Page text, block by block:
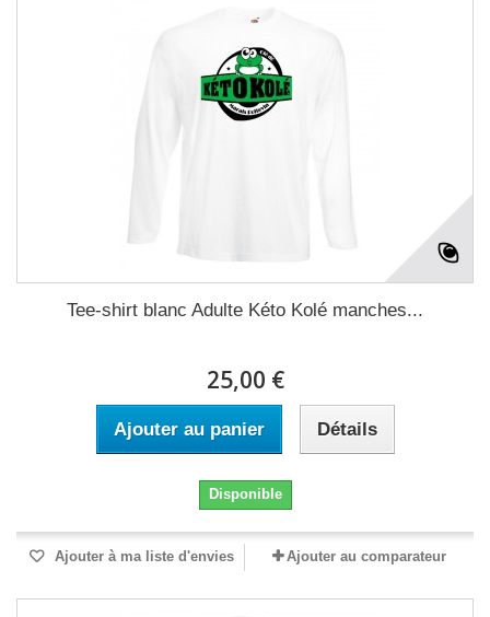
Tee-shirt blanc Adulte Kéto Kolé manches...
25,00 €
Ajouter au panier Détails
Disponible
Ajouter à ma liste d'envies Ajouter au comparateur